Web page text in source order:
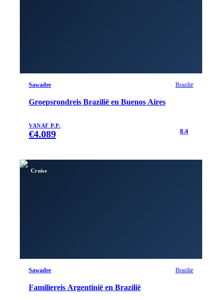
Sawadee Brazilië
Groepsrondreis Brazilië en Buenos Aires
VANAF P.P.
€4.089 8.4
Cruise
Sawadee Brazilië
Familiereis Argentinië en Brazilië